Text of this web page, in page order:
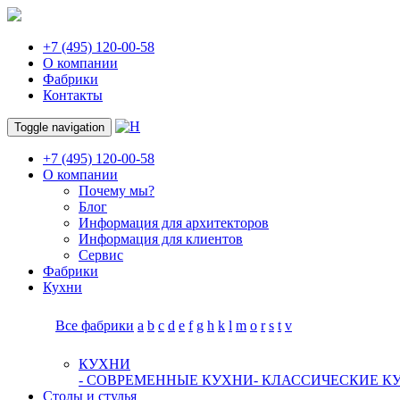
+7 (495) 120-00-58
О компании
Фабрики
Контакты
Toggle navigation
+7 (495) 120-00-58
О компании
Почему мы?
Блог
Информация для архитекторов
Информация для клиентов
Сервис
Фабрики
Кухни
Все фабрики a b c d e f g h k l m o r s t v
КУХНИ
- СОВРЕМЕННЫЕ КУХНИ- КЛАССИЧЕСКИЕ
Столы и стулья